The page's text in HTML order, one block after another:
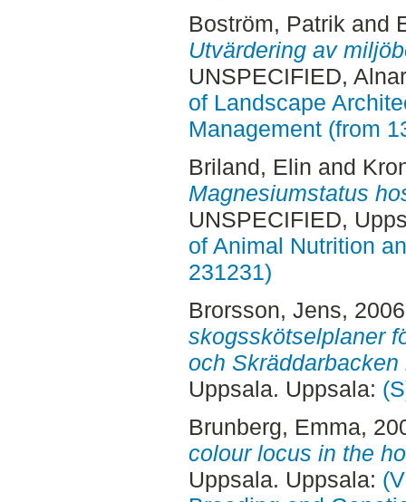
Boström, Patrik and
Utvärdering av
UNSPECIFIED,
of Landscape
Management (from
Briland, Elin and
Magnesiumstatus
UNSPECIFIED,
of Animal Nutrition
231231)
Brorsson, Jens,
skogsskötselplaner
och Skräddarbacken
Uppsala. Uppsala:
Brunberg, Emma,
colour locus in the
Uppsala. Uppsala: